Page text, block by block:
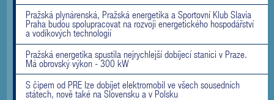
Pražská plynárenská, Pražská energetika a Sportovní Klub Slavia
Praha budou spolupracovat na rozvoji energetického hospodářství
a vodíkových technologií
Pražská energetika spustila nejrychlejší dobíjecí stanici v Praze.
Má obrovský výkon - 300 kW
S čipem od PRE lze dobíjet elektromobil ve všech sousedních
státech, nově také na Slovensku a v Polsku